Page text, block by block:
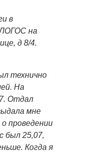
в
на
д 8/4.
технично
На
Отдал
мне
проведении
был 25,07,
Когда я